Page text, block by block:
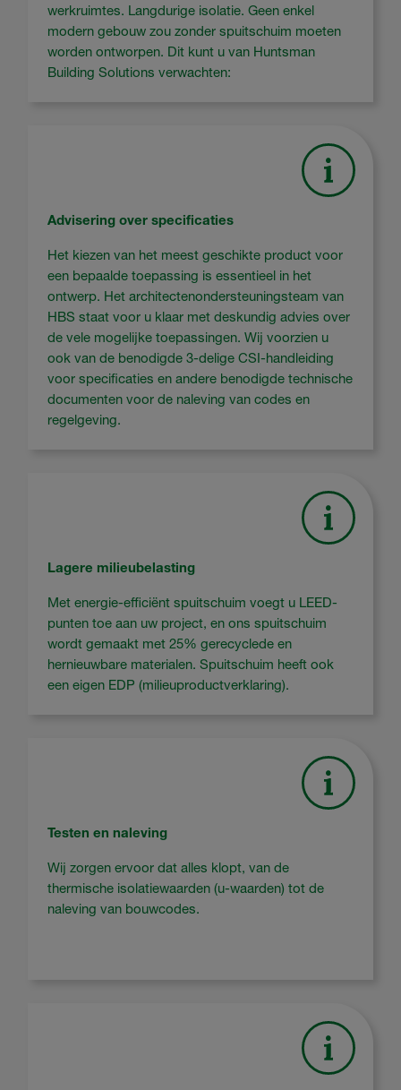
werkruimtes. Langdurige isolatie. Geen enkel
modern gebouw zou zonder spuitschuim moeten
worden ontworpen. Dit kunt u van Huntsman
Building Solutions verwachten:
Advisering over specificaties
Het kiezen van het meest geschikte product voor
een bepaalde toepassing is essentieel in het
ontwerp. Het architectenondersteuningsteam van
HBS staat voor u klaar met deskundig advies over
de vele mogelijke toepassingen. Wij voorzien u
ook van de benodigde 3-delige CSI-handleiding
voor specificaties en andere benodigde technische
documenten voor de naleving van codes en
regelgeving.
Lagere milieubelasting
Met energie-efficiënt spuitschuim voegt u LEED-
punten toe aan uw project, en ons spuitschuim
wordt gemaakt met 25% gerecyclede en
hernieuwbare materialen. Spuitschuim heeft ook
een eigen EDP (milieuproductverklaring).
Testen en naleving
Wij zorgen ervoor dat alles klopt, van de
thermische isolatiewaarden (u-waarden)tot de
naleving van bouwcodes.